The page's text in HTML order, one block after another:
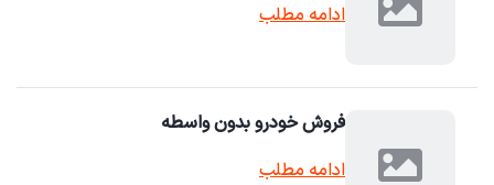
ادامه مطلب
فروش خودرو بدون واسطه
ادامه مطلب